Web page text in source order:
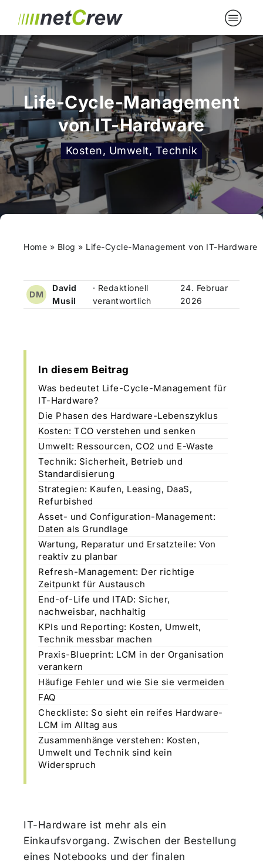
Life-Cycle-Management
von IT-Hardware
Kosten, Umwelt, Technik
Home » Blog » Life-Cycle-Management von IT-Hardware
DM
David
Musil
· Redaktionell
verantwortlich
24. Februar
2026
In diesem Beitrag
Was bedeutet Life-Cycle-Management für
IT-Hardware?
Die Phasen des Hardware-Lebenszyklus
Kosten: TCO verstehen und senken
Umwelt: Ressourcen, CO2 und E-Waste
Technik: Sicherheit, Betrieb und
Standardisierung
Strategien: Kaufen, Leasing, DaaS,
Refurbished
Asset- und Configuration-Management:
Daten als Grundlage
Wartung, Reparatur und Ersatzteile: Von
reaktiv zu planbar
Refresh-Management: Der richtige
Zeitpunkt für Austausch
End-of-Life und ITAD: Sicher,
nachweisbar, nachhaltig
KPIs und Reporting: Kosten, Umwelt,
Technik messbar machen
Praxis-Blueprint: LCM in der Organisation
verankern
Häufige Fehler und wie Sie sie vermeiden
FAQ
Checkliste: So sieht ein reifes Hardware-
LCM im Alltag aus
Zusammenhänge verstehen: Kosten,
Umwelt und Technik sind kein
Widerspruch
IT-Hardware ist mehr als ein
Einkaufsvorgang. Zwischen der Bestellung
eines Notebooks und der finalen